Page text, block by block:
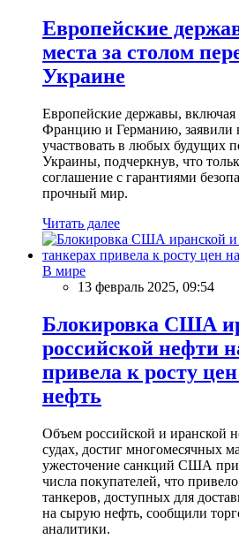
Европейские
места за столом
Украине
Европейские державы,
Францию и Германию, заявили
участвовать в любых будущих
Украины, подчеркнув, что
соглашение с гарантиями
прочный мир.
Читать далее
В мире
13 февраль 2025, 09:54
Блокировка США
российской нефти
привела к росту
нефть
Объем российской и иранской
судах, достиг многомесячных
ужесточение санкций США
числа покупателей, что
танкеров, доступных для
на сырую нефть, сообщили
аналитики.